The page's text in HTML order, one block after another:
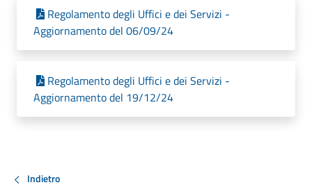
Regolamento degli Uffici e dei Servizi -
Aggiornamento del 06/09/24
Regolamento degli Uffici e dei Servizi -
Aggiornamento del 19/12/24
Indietro